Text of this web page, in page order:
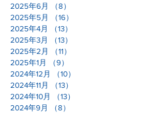
2025年6月
（8）
2025年5月
（16）
2025年4月
（13）
2025年3月
（13）
2025年2月
（11）
2025年1月
（9）
2024年12月
（10）
2024年11月
（13）
2024年10月
（13）
2024年9月
（8）